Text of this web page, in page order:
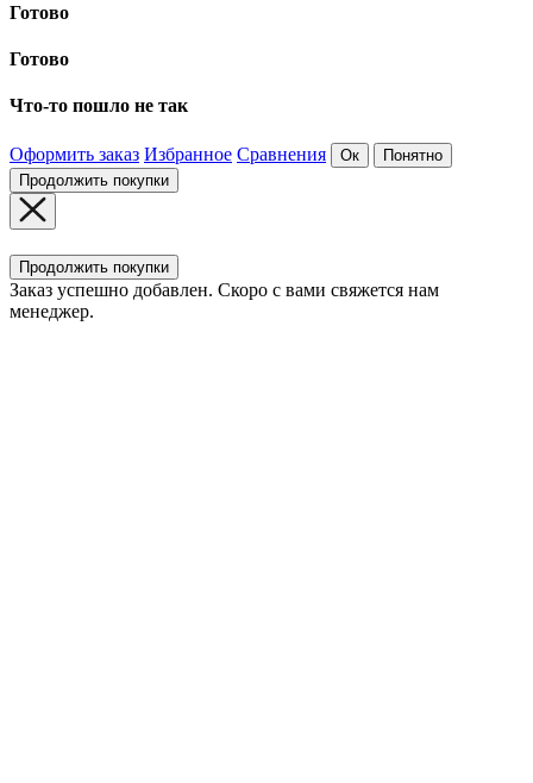
Готово
Готово
Что-то пошло не так
Оформить заказ Избранное Сравнения Ок
Понятно
Продолжить покупки
Продолжить покупки
Заказ успешно добавлен. Скоро с вами свяжется нам
менеджер.